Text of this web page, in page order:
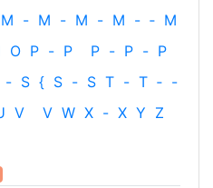
M - M - M - M - ‐ M
O P - P P - P - P
- S { S - S T - T ‐ -
V V W X - X Y Z